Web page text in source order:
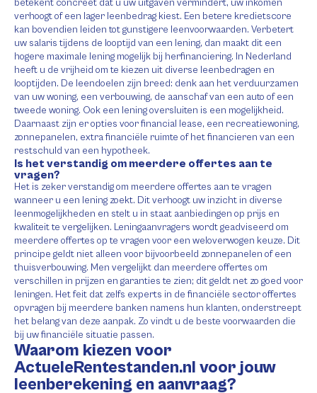
betekent concreet dat u uw uitgaven vermindert, uw inkomen
verhoogt of een lager leenbedrag kiest. Een betere kredietscore
kan bovendien leiden tot gunstigere leenvoorwaarden. Verbetert
uw salaris tijdens de looptijd van een lening, dan maakt dit een
hogere maximale lening mogelijk bij herfinanciering. In Nederland
heeft u de vrijheid om te kiezen uit diverse leenbedragen en
looptijden. De leendoelen zijn breed: denk aan het verduurzamen
van uw woning, een verbouwing, de aanschaf van een auto of een
tweede woning. Ook een lening oversluiten is een mogelijkheid.
Daarnaast zijn er opties voor financial lease, een recreatiewoning,
zonnepanelen, extra financiële ruimte of het financieren van een
restschuld van een hypotheek.
Is het verstandig om meerdere offertes aan te
vragen?
Het is zeker verstandig om meerdere offertes aan te vragen
wanneer u een lening zoekt. Dit verhoogt uw inzicht in diverse
leenmogelijkheden en stelt u in staat aanbiedingen op prijs en
kwaliteit te vergelijken. Leningaanvragers wordt geadviseerd om
meerdere offertes op te vragen voor een weloverwogen keuze. Dit
principe geldt niet alleen voor bijvoorbeeld zonnepanelen of een
thuisverbouwing. Men vergelijkt dan meerdere offertes om
verschillen in prijzen en garanties te zien; dit geldt net zo goed voor
leningen. Het feit dat zelfs experts in de financiële sector offertes
opvragen bij meerdere banken namens hun klanten, onderstreept
het belang van deze aanpak. Zo vindt u de beste voorwaarden die
bij uw financiële situatie passen.
Waarom kiezen voor
ActueleRentestanden.nl voor jouw
leenberekening en aanvraag?